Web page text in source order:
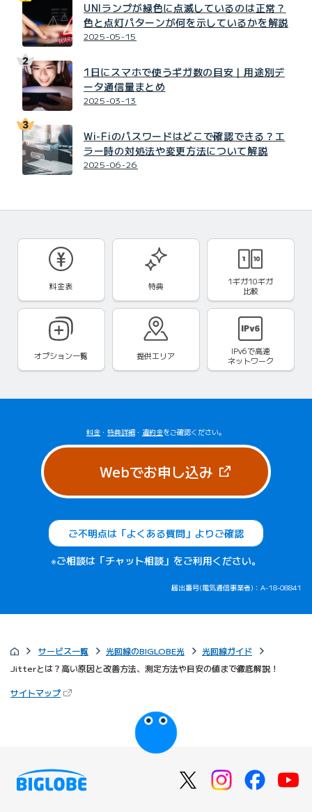
UNIランプが緑色に点滅しているのは正常？
色と点灯パターンが何を示しているかを解説
2025-05-15
1日にスマホで使うギガ数の目安｜用途別デ
ータ通信量まとめ
2025-03-13
Wi-Fiのパスワードはどこで確認できる？エ
ラー時の対処法や変更方法について解説
2025-06-26
料金表 特典
1ギガ10ギガ
比較
オプション一覧 提供エリア IPv6で高速
ネットワーク
料金 ・ 特典詳細 ・ 違約金をご確認ください。
Webでお申し込み（新しいタブ
ご不明点は「よくある質問」よりご確認
※ご相談は「チャット相談」をご利用ください。
届出番号(電気通信事業者)：A-18-08841
サービス一覧 光回線のBIGLOBE光
光回線ガイド
Jitterとは？高い原因と改善方法、測定方法や目安の値まで徹底解説！
サイトマップ（新しいタブで開きます）
びっぷるのページ